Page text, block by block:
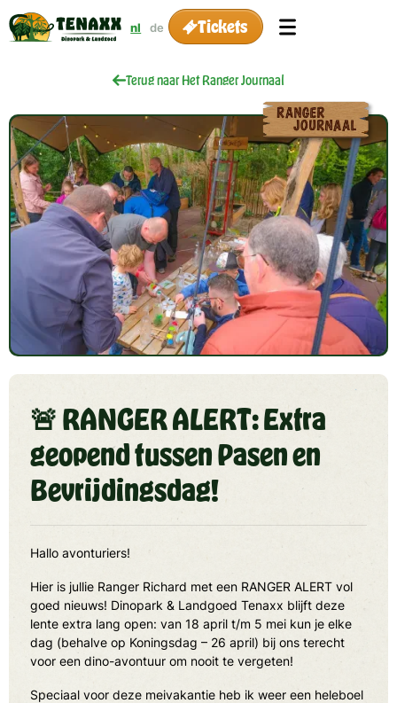
nl de Tickets
Terug naar Het Ranger Journaal
🚨 RANGER ALERT: Extra
geopend tussen Pasen en
Bevrijdingsdag!
Hallo avonturiers!
Hier is jullie Ranger Richard met een RANGER ALERT vol
goed nieuws! Dinopark & Landgoed Tenaxx blijft deze
lente extra lang open: van 18 april t/m 5 mei kun je elke
dag (behalve op Koningsdag – 26 april) bij ons terecht
voor een dino-avontuur om nooit te vergeten!
Speciaal voor deze meivakantie heb ik weer een heleboel